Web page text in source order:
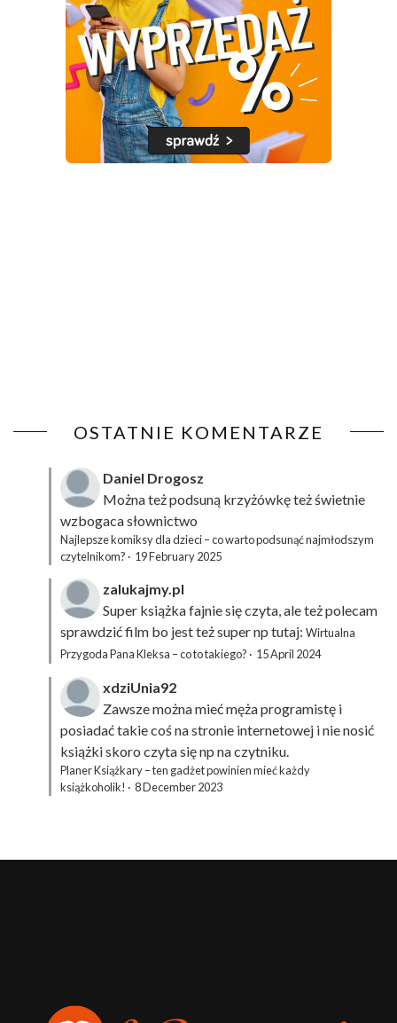
OSTATNIE KOMENTARZE
Daniel Drogosz
Można też podsuną krzyżówkęteż świetnie
wzbogaca słownictwo
Najlepsze komiksy dla dzieci – co warto podsunąć najmłodszym
czytelnikom? · 19 February 2025
zalukajmy.pl
Super książka fajnie się czyta, ale też polecam
sprawdzić film bo jest też super np tutaj: Wirtualna
Przygoda Pana Kleksa – co to takiego? · 15 April 2024
xdziUnia92
Zawsze można mieć męża programistę i
posiadać takie coś na stronie internetowej i nie nosić
książki skoro czyta się np na czytniku.
Planer Książkary – ten gadżet powinien mieć każdy
książkoholik! · 8 December 2023